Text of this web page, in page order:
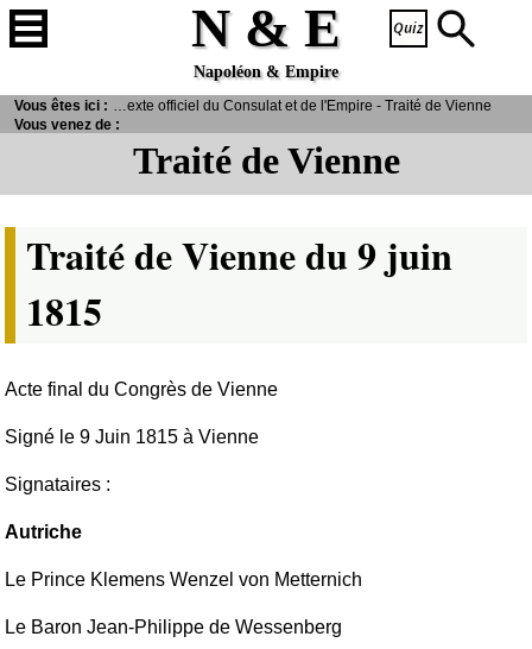
N & E
Napoléon & Empire
Traité de Vienne
Traité de Vienne du 9 juin
1815
Acte final du Congrès de Vienne
Signé le 9 Juin 1815 à Vienne
Signataires :
Autriche
Le Prince Klemens Wenzel von Metternich
Le Baron Jean-Philippe de Wessenberg
Vous êtes ici :
>Documents
> Texte officiel du Consulat et de l'Empire - Traité de Vienne
Vous venez de :